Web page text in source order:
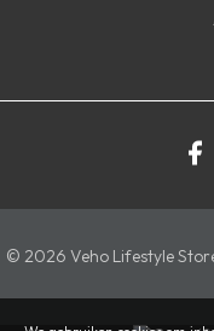
© 2026 Veho Lifestyle